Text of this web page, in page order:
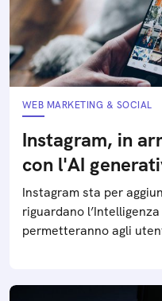
WEB MARKETING & SOCIAL
Instagram, in
con l'AI
Instagram sta per
riguardano
permetteranno agli